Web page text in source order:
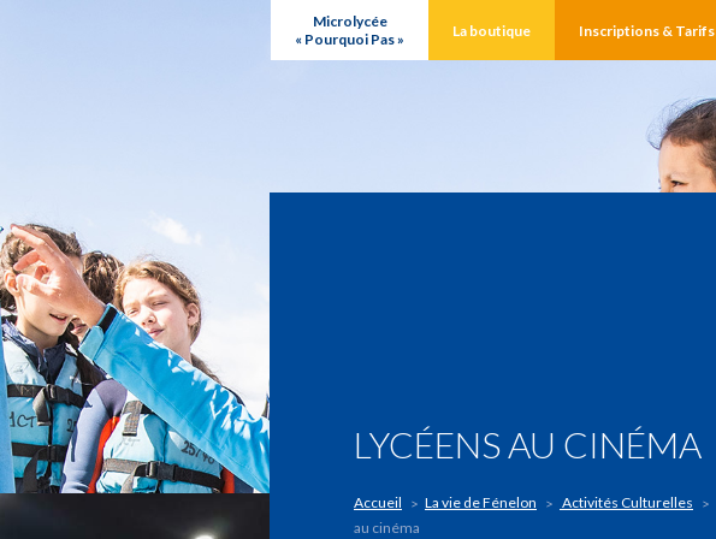
Microlycée
« Pourquoi Pas »
La boutique Inscriptions & Tarifs
LYCÉENS AU CINÉMA
Accueil La vie de Fénelon Activités Culturelles
au cinéma